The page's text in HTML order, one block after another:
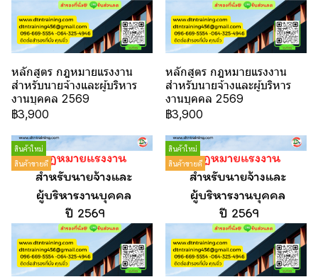
หลักสูตร กฎหมายแรงงาน
สำหรับนายจ้างและผู้บริหาร
งานบุคคล 2569
฿3,900
หลักสูตร กฎหมายแรงงาน
สำหรับนายจ้างและผู้บริหาร
งานบุคคล 2569
฿3,900
สินค้าใหม่
สินค้าขายดี
สินค้าใหม่
สินค้าขายดี